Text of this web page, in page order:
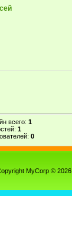
всего: 1
1
0
MyCorp © 2026